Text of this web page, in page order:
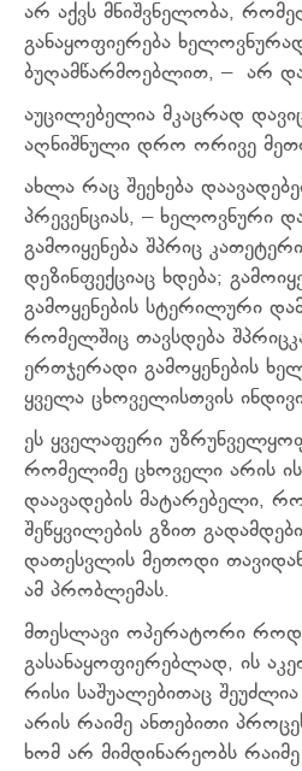
არ აქვს მნიშვნელობა,
განაყოფიერება
ბუღამწარმოებლით, – არ
აუცილებელია მკაცრად
აღნიშნული დრო ორივე
ახლა რაც შეეხება
პრევენციას, – ხელოვნური
გამოიყენება შპრიც
დეზინფექციაც ხდება;
გამოყენების სტერილური
რომელშიც თავსდება
ერთჯერადი გამოყენების
ყველა ცხოველისთვის
ეს ყველაფერი
რომელიმე ცხოველი არის
დაავადების მატარებელი,
შეწყვილების გზით
დათესვლის მეთოდი
ამ პრობლემას.
მთესლავი ოპერატორი
გასანაყოფიერებლად, ის
რისი საშუალებითაც
არის რაიმე ანთებითი
ხომ არ მიმდინარეობს